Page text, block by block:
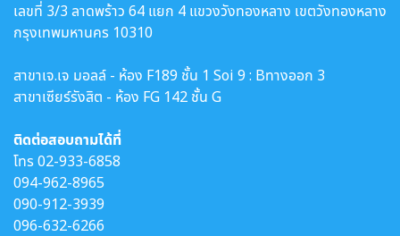
เลขที่ 3/3 ลาดพร้าว 64 แยก 4 แขวงวังทองหลาง เขตวังทองหลาง
กรุงเทพมหานคร 10310
สาขาเจ.เจ มอลล์ - ห้อง F189 ชั้น 1 Soi 9 : Bทางออก 3
สาขาเซียร์รังสิต - ห้อง FG 142 ชั้น G
ติดต่อสอบถามได้ที่
โทร02-933-6858
094-962-8965
090-912-3939
096-632-6266